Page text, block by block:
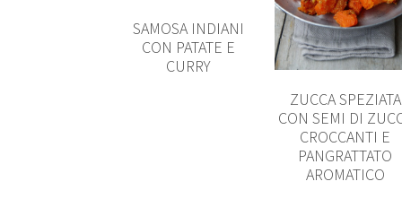
SAMOSA INDIANI
CON PATATE E
CURRY
ZUCCA SPEZIATA
CON SEMI DI
CROCCANTI E
PANGRATTATO
AROMATICO